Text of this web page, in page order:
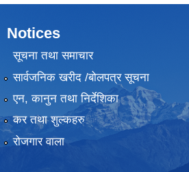
Notices
सूचना तथा समाचार
सार्वजनिक खरीद /बोलपत्र सूचना
एन, कानुन तथा निर्देशिका
कर तथा शुल्कहरु
रोजगार वाला